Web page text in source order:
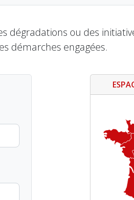
dégradations ou des
démarches engagées.